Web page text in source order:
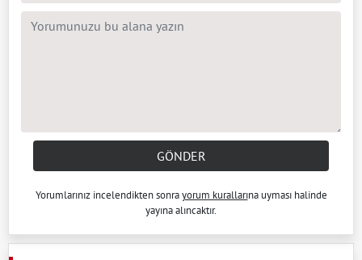
GÖNDER
Yorumlarınız incelendikten sonrayorum kurallarına uyması halinde
yayına alıncaktır.